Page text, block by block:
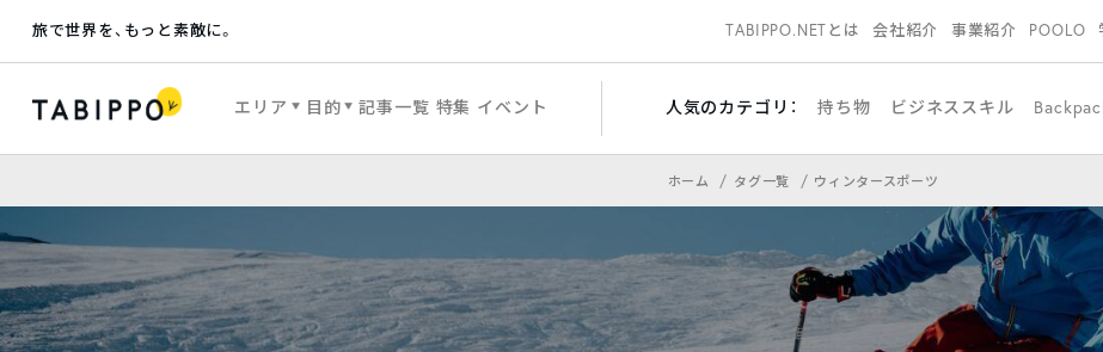
旅で世界を、もっと素敵に。 TABIPPO.NETとは 会社紹介 事業紹介 POOLO
エリア 目的 記事一覧 特集 イベント 人気のカテゴリ： 持ち物 ビジネススキル
ホーム タグ一覧 ウィンタースポーツ